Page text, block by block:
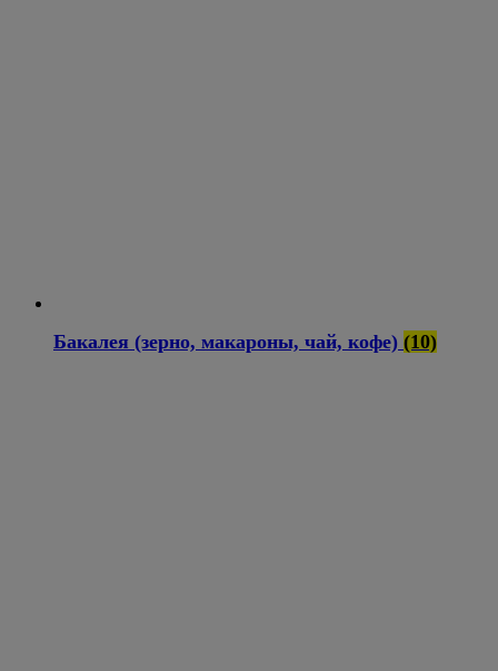
Бакалея (зерно, макароны, чай, кофе) (10)